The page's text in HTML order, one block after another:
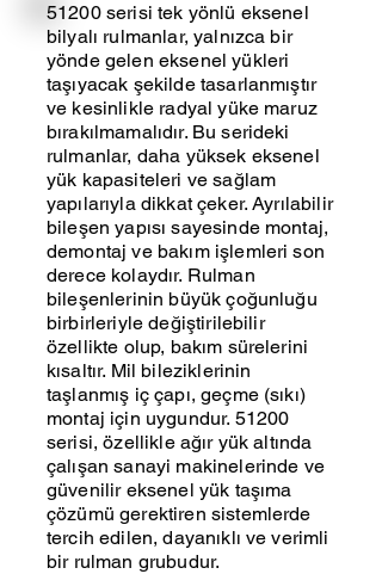
51200 serisi tek yönlü eksenel
bilyalı rulmanlar, yalnızca bir
yönde gelen eksenel yükleri
taşıyacak şekilde tasarlanmıştır
ve kesinlikle radyal yüke maruz
bırakılmamalıdır. Bu serideki
rulmanlar, daha yüksek eksenel
yük kapasiteleri ve sağlam
yapılarıyla dikkat çeker. Ayrılabilir
bileşen yapısı sayesinde montaj,
demontaj ve bakım işlemleri son
derece kolaydır. Rulman
bileşenlerinin büyük çoğunluğu
birbirleriyle değiştirilebilir
özellikte olup, bakım sürelerini
kısaltır. Mil bileziklerinin
taşlanmış iç çapı, geçme (sıkı)
montaj için uygundur. 51200
serisi, özellikle ağır yük altında
çalışan sanayi makinelerinde ve
güvenilir eksenel yük taşıma
çözümü gerektiren sistemlerde
tercih edilen, dayanıklı ve verimli
bir rulman grubudur.